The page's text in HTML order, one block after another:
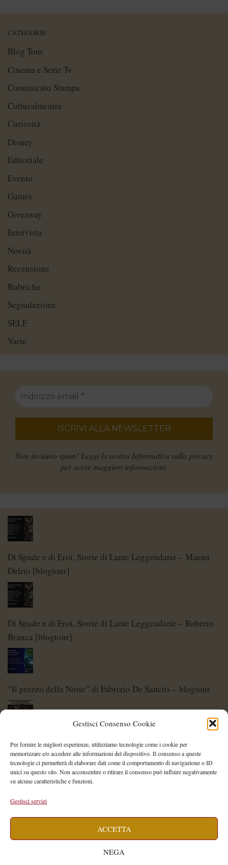
Gestisci Consenso Cookie
Per fornire le migliori esperienze, utilizziamo tecnologie come i cookie per
memorizzare e/o accedere alle informazioni del dispositivo. Il consenso a queste
tecnologie ci permetterà di elaborare dati come il comportamento di navigazione o ID
unici su questo sito. Non acconsentire o ritirare il consenso può influire negativamente
su alcune caratteristiche e funzioni.
Gestisci servizi
ACCETTA
NEGA
CATEGORIE
Blog Tour
Cinema e Serie Tv
Comunicato Stampa
Culturalmentre
Curiosità
Disney
Editoriale
Evento
Games
Giveaway
Intervista
Novità
Recensione
Rubriche
Segnalazione
SELF
Varie
Non inviamo spam! Leggi la nostra Informativa sulla privacy
per avere maggiori informazioni.
Di Spade e di Eroi, Storie di Lame Leggendarie – Maena
Delrio [blogtour]
Di Spade e di Eroi, Storie di Lame Leggendarie – Roberto
Branca [blogtour]
“Il prezzo della Notte” di Fabrizio De Sanctis – blogtour
Di Spade e di Eroi – Storie di Lame Leggendarie